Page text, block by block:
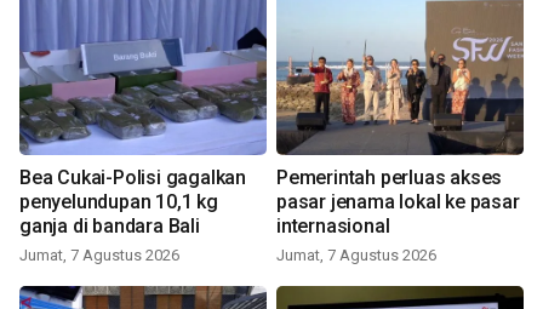
Bea Cukai-Polisi gagalkan
penyelundupan 10,1 kg
ganja di bandara Bali
Jumat, 7 Agustus 2026
Pemerintah perluas akses
pasar jenama lokal ke pasar
internasional
Jumat, 7 Agustus 2026